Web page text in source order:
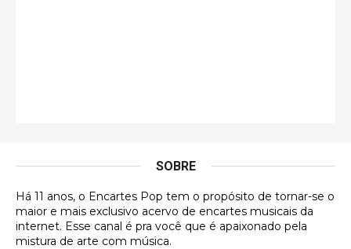
DVD MIDINHO
Francierton
SOBRE
Há 11 anos, o Encartes Pop tem o propósito de tornar-se o
maior e mais exclusivo acervo de encartes musicais da
internet. Esse canal é pra você que é apaixonado pela
mistura de arte com música.